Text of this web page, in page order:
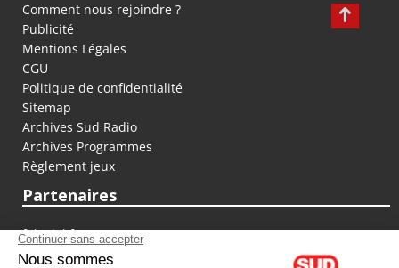
Comment nous rejoindre ?
Publicité
Mentions Légales
CGU
Politique de confidentialité
Sitemap
Archives Sud Radio
Archives Programmes
Règlement jeux
Partenaires
fiducial.fr
lyoncapitale.fr